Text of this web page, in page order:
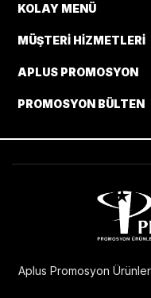
KOLAY MENÜ
MÜŞTERI HIZMETLERI
APLUS PROMOSYON
PROMOSYON BÜLTEN
Aplus Promosyon